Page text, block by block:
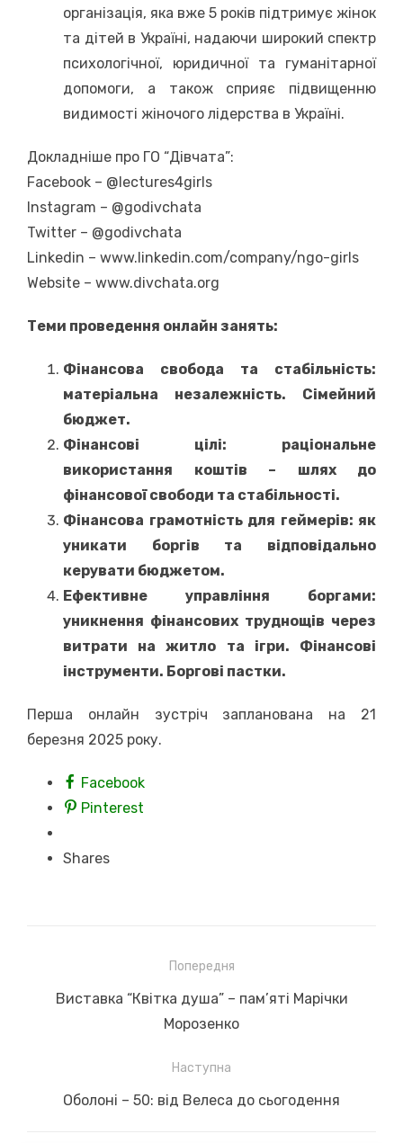
організація, яка вже 5 років підтримує жінок
та дітей в Україні, надаючи широкий спектр
психологічної, юридичної та гуманітарної
допомоги, а також сприяє підвищенню
видимості жіночого лідерства в Україні.
Докладніше про ГО “Дівчата”:
Facebook – @lectures4girls
Instagram – @godivchata
Twitter – @godivchata
Linkedin – www.linkedin.com/company/ngo-girls
Website – www.divchata.org
Теми проведення онлайн занять:
Фінансова свобода та стабільність:
матеріальна незалежність. Сімейний
бюджет.
Фінансові цілі: раціональне
використання коштів – шлях до
фінансової свободи та стабільності.
Фінансова грамотність для геймерів: як
уникати боргів та відповідально
керувати бюджетом.
Ефективне управління боргами:
уникнення фінансових труднощів через
витрати на житло та ігри. Фінансові
інструменти. Боргові пастки.
Перша онлайн зустріч запланована на 21
березня 2025 року.
Facebook
Pinterest
Shares
записів
Попередня
Previous
Виставка “Квітка душа” – пам’яті Марічки
Морозенко
Наступна
Next
Оболоні – 50: від Велеса до сьогодення